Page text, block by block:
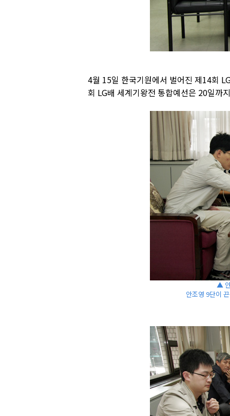
4월 15일 한국기원에서 벌어진 제14회
회 LG배 세계기왕전 통합예선은 20일까
▲ 안
안조영 9단이